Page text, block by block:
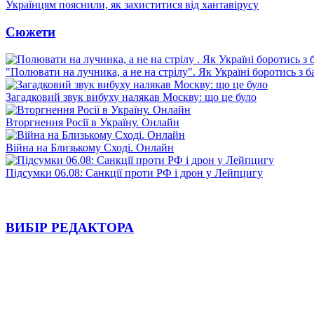
Українцям пояснили, як захиститися від хантавірусу
Сюжети
"Полювати на лучника, а не на стрілу". Як Україні боротись з
Загадковий звук вибуху налякав Москву: що це було
Вторгнення Росії в Україну. Онлайн
Війна на Близькому Сході. Онлайн
Підсумки 06.08: Санкції проти РФ і дрон у Лейпцигу
ВИБІР РЕДАКТОРА